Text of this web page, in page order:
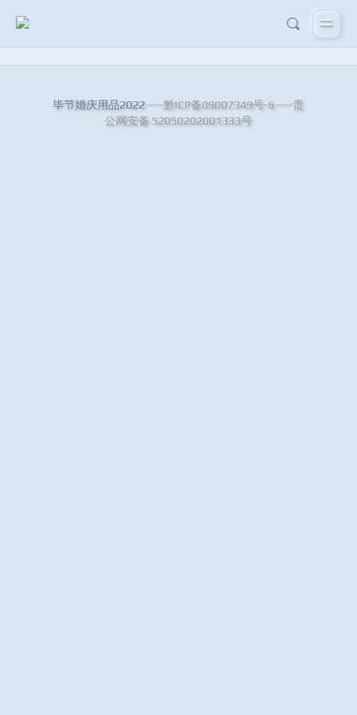
毕节婚庆用品2022----黔ICP备09007349号-6 ----贵
公网安备 52050202001333号